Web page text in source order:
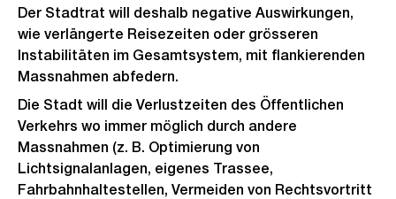
Der Stadtrat will deshalb negative Auswirkungen,
wie verlängerte Reisezeiten oder grösseren
Instabilitäten im Gesamtsystem, mit flankierenden
Massnahmen abfedern.
Die Stadt will die Verlustzeiten des Öffentlichen
Verkehrs wo immer möglich durch andere
Massnahmen (z. B. Optimierung von
Lichtsignalanlagen, eigenes Trassee,
Fahrbahnhaltestellen, Vermeiden von Rechtsvortritt